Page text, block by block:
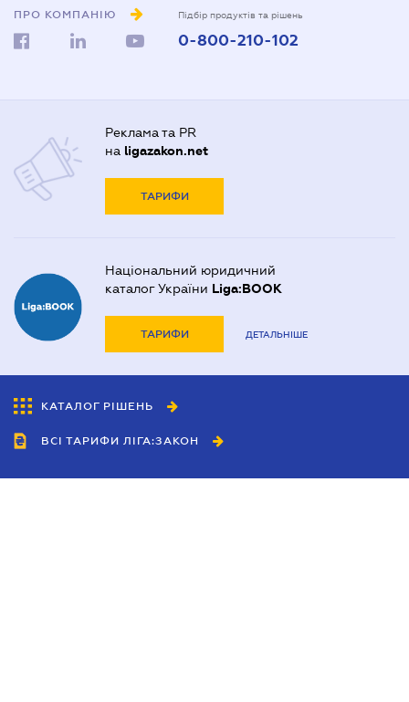
ПРО КОМПАНІЮ Підбір продуктів та рішень
0-800-210-102
Реклама та PR
на ligazakon.net
ТАРИФИ
Національний юридичний
каталог України Liga:BOOK
ТАРИФИ ДЕТАЛЬНІШЕ
КАТАЛОГ РІШЕНЬ
ВСІ ТАРИФИ ЛІГА:ЗАКОН